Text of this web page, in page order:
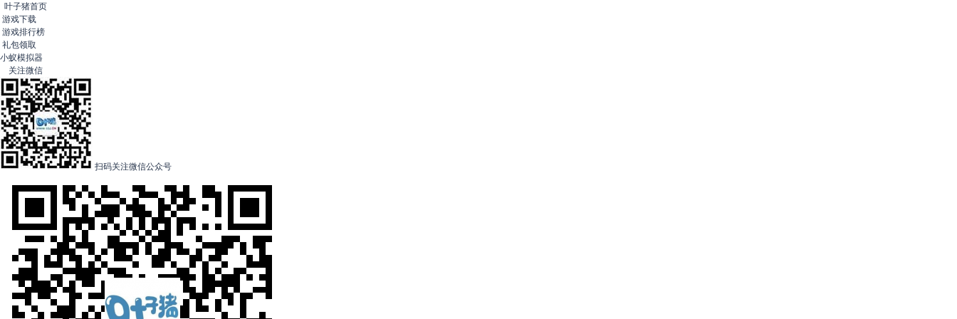
叶子猪首页
游戏下载
游戏排行榜
礼包领取
小蚁模拟器
关注微信
扫码关注微信公众号